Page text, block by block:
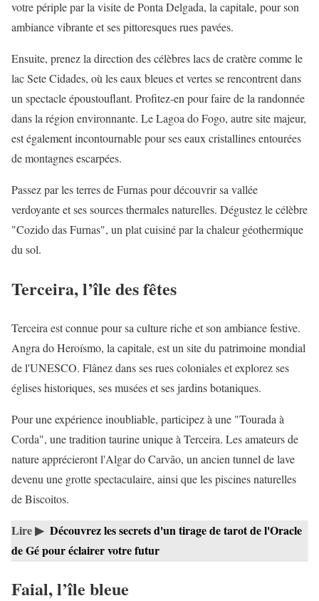
votre périple par la visite de Ponta Delgada, la capitale, pour son
ambiance vibrante et ses pittoresques rues pavées.
Ensuite, prenez la direction des célèbres lacs de cratère comme le
lac Sete Cidades, où les eaux bleues et vertes se rencontrent dans
un spectacle époustouflant. Profitez-en pour faire de la randonnée
dans la région environnante. Le Lagoa do Fogo, autre site majeur,
est également incontournable pour ses eaux cristallines entourées
de montagnes escarpées.
Passez par les terres de Furnas pour découvrir sa vallée
verdoyante et ses sources thermales naturelles. Dégustez le célèbre
"Cozido das Furnas", un plat cuisiné par la chaleur géothermique
du sol.
Terceira, l’île des fêtes
Terceira est connue pour sa culture riche et son ambiance festive.
Angra do Heroísmo, la capitale, est un site du patrimoine mondial
de l'UNESCO. Flânez dans ses rues coloniales et explorez ses
églises historiques, ses musées et ses jardins botaniques.
Pour une expérience inoubliable, participez à une "Tourada à
Corda", une tradition taurine unique à Terceira. Les amateurs de
nature apprécieront l'Algar do Carvão, un ancien tunnel de lave
devenu une grotte spectaculaire, ainsi que les piscines naturelles
de Biscoitos.
Lire ▶ Découvrez les secrets d'un tirage de tarot de l'Oracle
de Gé pour éclairer votre futur
Faial, l’île bleue